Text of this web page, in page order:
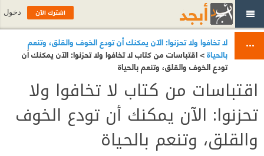
لا تخافوا ولا تحزنوا: الآن يمكنك أن تودع الخوف والقلق، وتنعم
بالحياة> اقتباسات من كتاب لا تخافوا ولا تحزنوا: الآن يمكنك أن
تودع الخوف والقلق، وتنعم بالحياة
اقتباسات من كتاب لا تخافوا ولا
تحزنوا: الآن يمكنك أن تودع الخوف
والقلق، وتنعم بالحياة
اشترك الآن دخول